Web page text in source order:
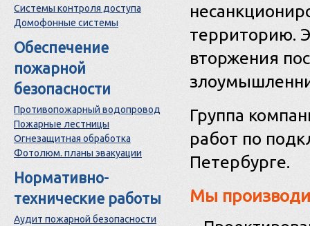
Системы контроля доступа
Домофонные системы
Обеспечение
пожарной
безопасности
Противопожарный водопровод
Пожарные лестницы
Огнезащитная обработка
Фотолюм. планы эвакуации
Нормативно-
технические работы
Аудит пожарной безопасности
территорию.
вторжения
Группа
работ по
Петербурге.
Мы